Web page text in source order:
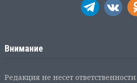
Внимание
Редакция не несет